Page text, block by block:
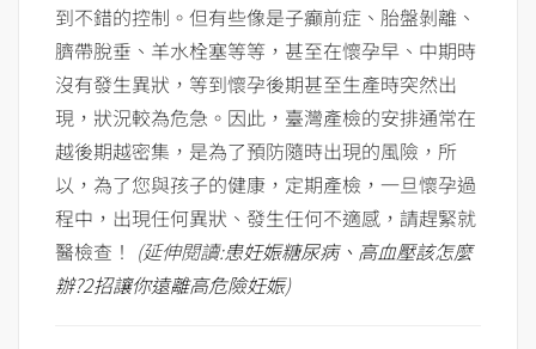
到不錯的控制。但有些像是子癲前症、胎盤剝離、
臍帶脫垂、羊水栓塞等等，甚至在懷孕早、中期時
沒有發生異狀，等到懷孕後期甚至生產時突然出
現，狀況較為危急。因此，臺灣產檢的安排通常在
越後期越密集，是為了預防隨時出現的風險，所
以，為了您與孩子的健康，定期產檢，一旦懷孕過
程中，出現任何異狀、發生任何不適感，請趕緊就
醫檢查！ (延伸閱讀:患妊娠糖尿病、高血壓該怎麼
辦?2招讓你遠離高危險妊娠)